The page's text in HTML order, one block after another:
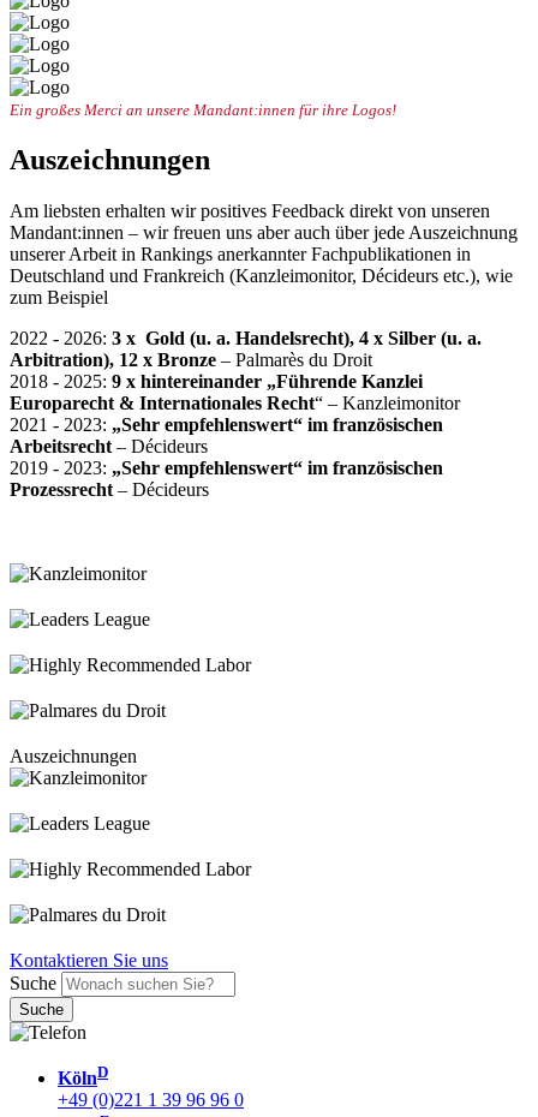
Ein großes Merci an unsere Mandant:innen für ihre Logos!
Auszeichnungen
Am liebsten erhalten wir positives Feedback direkt von unseren
Mandant:innen – wir freuen uns aber auch über jede Auszeichnung
unserer Arbeit in Rankings anerkannter Fachpublikationen in
Deutschland und Frankreich (Kanzleimonitor, Décideurs etc.), wie
zum Beispiel
2022 - 2026: 3 x Gold (u. a. Handelsrecht), 4 x Silber (u. a.
Arbitration), 12 x Bronze – Palmarès du Droit
2018 - 2025: 9 x hintereinander „Führende Kanzlei
Europarecht & Internationales Recht“ – Kanzleimonitor
2021 - 2023: „Sehr empfehlenswert“ im französischen
Arbeitsrecht – Décideurs
2019 - 2023: „Sehr empfehlenswert“ im französischen
Prozessrecht – Décideurs
Auszeichnungen
Kontaktieren Sie uns
Suche
KölnD
+49 (0)221 1 39 96 96 0